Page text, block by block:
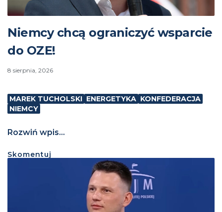
Niemcy chcą ograniczyć wsparcie
do OZE!
8 sierpnia, 2026
MAREK TUCHOLSKI ENERGETYKA KONFEDERACJA
NIEMCY
Rozwiń wpis...
Skomentuj